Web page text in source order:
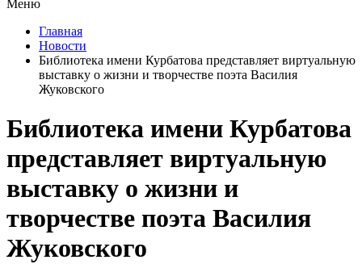
Меню
Главная
Новости
Библиотека имени Курбатова представляет виртуальную
выставку о жизни и творчестве поэта Василия
Жуковского
Библиотека имени Курбатова
представляет виртуальную
выставку о жизни и
творчестве поэта Василия
Жуковского